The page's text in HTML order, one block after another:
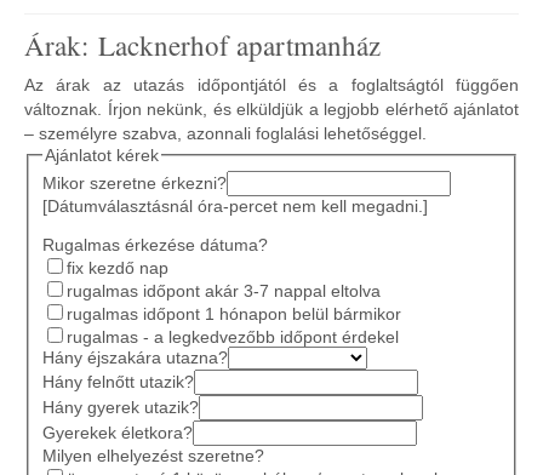
Árak: Lacknerhof apartmanház
Az árak az utazás időpontjától és a foglaltságtól függően
változnak. Írjon nekünk, és elküldjük a legjobb elérhető ajánlatot
– személyre szabva, azonnali foglalási lehetőséggel.
Ajánlatot kérek
Mikor szeretne érkezni?
[Dátumválasztásnál óra-percet nem kell megadni.]
Rugalmas érkezése dátuma?
fix kezdő nap
rugalmas időpont akár 3-7 nappal eltolva
rugalmas időpont 1 hónapon belül bármikor
rugalmas - a legkedvezőbb időpont érdekel
Hány éjszakára utazna?
Hány felnőtt utazik?
Hány gyerek utazik?
Gyerekek életkora?
Milyen elhelyezést szeretne?